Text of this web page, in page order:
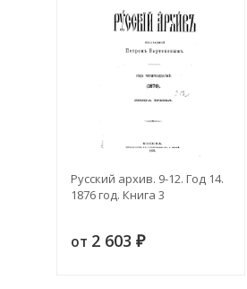
Русский архив. 9-12. Год 14.
1876 год. Книга 3
от 2 603 ₽